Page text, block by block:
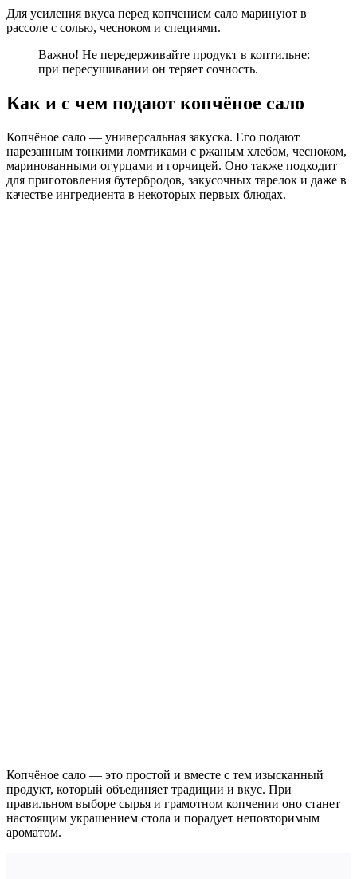
Для усиления вкуса перед копчением сало маринуют в
рассоле с солью, чесноком и специями.
Важно! Не передерживайте продукт в коптильне:
при пересушивании он теряет сочность.
Как и с чем подают копчёное сало
Копчёное сало — универсальная закуска. Его подают
нарезанным тонкими ломтиками с ржаным хлебом, чесноком,
маринованными огурцами и горчицей. Оно также подходит
для приготовления бутербродов, закусочных тарелок и даже в
качестве ингредиента в некоторых первых блюдах.
Копчёное сало — это простой и вместе с тем изысканный
продукт, который объединяет традиции и вкус. При
правильном выборе сырья и грамотном копчении оно станет
настоящим украшением стола и порадует неповторимым
ароматом.